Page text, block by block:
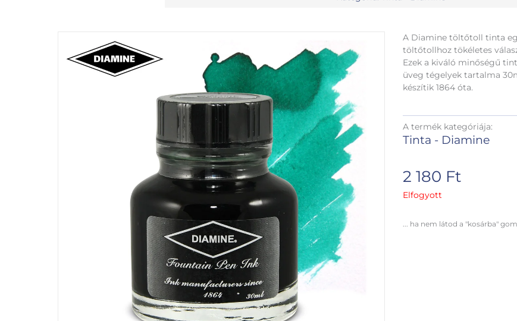
A Diamine töltőtoll tinta
töltőtollhoz tökéletes
Ezek a kiváló minőségű
üveg tégelyek tartalma
készítik 1864 óta.
A termék kategóriája:
Tinta - Diamine
2 180 Ft
Elfogyott
... ha nem látod a "kosárba"